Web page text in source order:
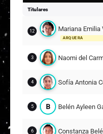
L Lindsay Mayvi
K
14
6 C
A
Titulares
12 Mariana Emilia
ARQUERA
3 Naomi del
4 Sofía Antonia
5 B Belén Ayleen
6 Constanza